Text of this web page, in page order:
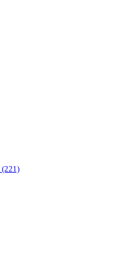
(221)